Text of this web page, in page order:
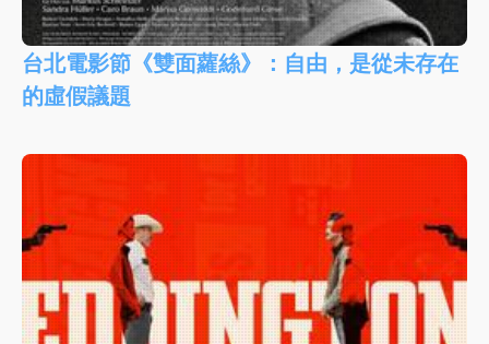
台北電影節《雙面蘿絲》：自由，是從未存在
的虛假議題